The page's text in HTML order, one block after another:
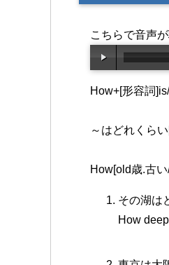
こちらで音声
How+[形容詞
～はどれくら
How[old歳.古
その湖は
How